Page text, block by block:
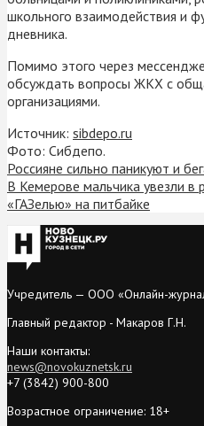
школьного взаимодействия и
дневника.
Помимо этого через
обсуждать вопросы ЖКХ с
организациями.
Источник: sibdepo.ru
Фото: Сибдепо.
Россияне сильно паникуют и
В Кемерове мальчика увезли в
«ГАЗелью» на питбайке
Учредитель — ООО «Онлайн-
Главный редактор - Макаров Г.Н.
Наши контакты:
news@novokuznetsk.ru
+7 (3842) 900-800
Возрастное ограничение: 18+